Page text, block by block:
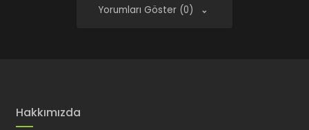
Yorumları Göster (0)
Hakkımızda